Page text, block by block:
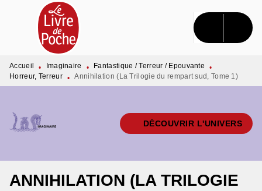
MENU RECHERCHE CONTENU
PIED DE PAGE
Accueil • Imaginaire • Fantastique / Terreur / Epouvante
•
Horreur, Terreur • Annihilation (La Trilogie du rempart sud, Tome 1)
DÉCOUVRIR L'UNIVERS
ANNIHILATION (LA TRILOGIE